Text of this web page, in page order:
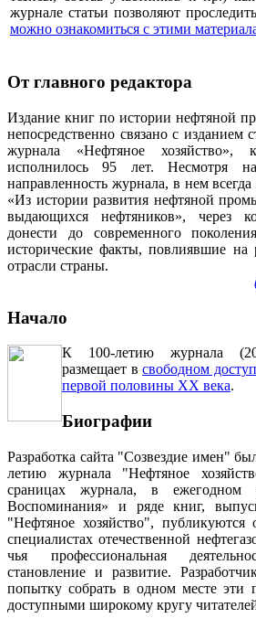
журнале статьи позволяют
можно ознакомиться с этими
От главного редактора
Издание книг по истории нефтяной
непосредственно связано с изданием
журнала «Нефтяное
исполнилось 95 лет. Несмотря на
направленность журнала, в нем
«Из истории развития нефтяной
выдающихся нефтяников», через
донести до современного
исторические факты, повлиявшие на
отрасли страны.
Начало
К 100-летию журнала
размещает всвободном
первой половины ХХ века.
Биографии
Разработка сайта "Созвездие имен"
летию журнала "Нефтяное
сраницах журнала, в ежегодном
Воспоминания» и ряде книг,
"Нефтяное хозяйство",
специалистах отечественной
чья профессиональная
становление и развитие.
попытку собрать в одном месте эти
доступными широкому кругу